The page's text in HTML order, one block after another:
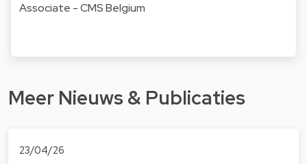
Associate - CMS Belgium
Meer Nieuws & Publicaties
23/04/26